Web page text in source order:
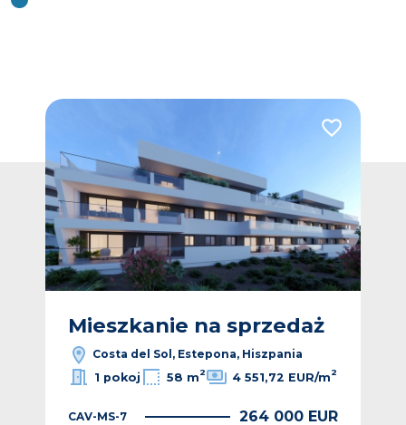
Dodaj do
Mieszkanie na sprzedaż
Costa del Sol, Estepona, Hiszpania
1 pokoj
58 m2 4 551,72 EUR/m2
CAV-MS-7 264 000 EUR